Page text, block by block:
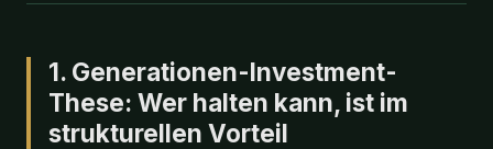
1. Generationen-Investment-
These: Wer halten kann, ist im
strukturellen Vorteil